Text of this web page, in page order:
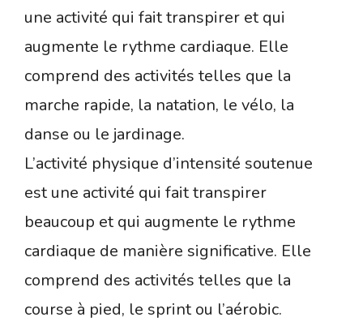
une activité qui fait transpirer et qui
augmente le rythme cardiaque. Elle
comprend des activités telles que la
marche rapide, la natation, le vélo, la
danse ou le jardinage.
L’activité physique d’intensité soutenue
est une activité qui fait transpirer
beaucoup et qui augmente le rythme
cardiaque de manière significative. Elle
comprend des activités telles que la
course à pied, le sprint ou l’aérobic.